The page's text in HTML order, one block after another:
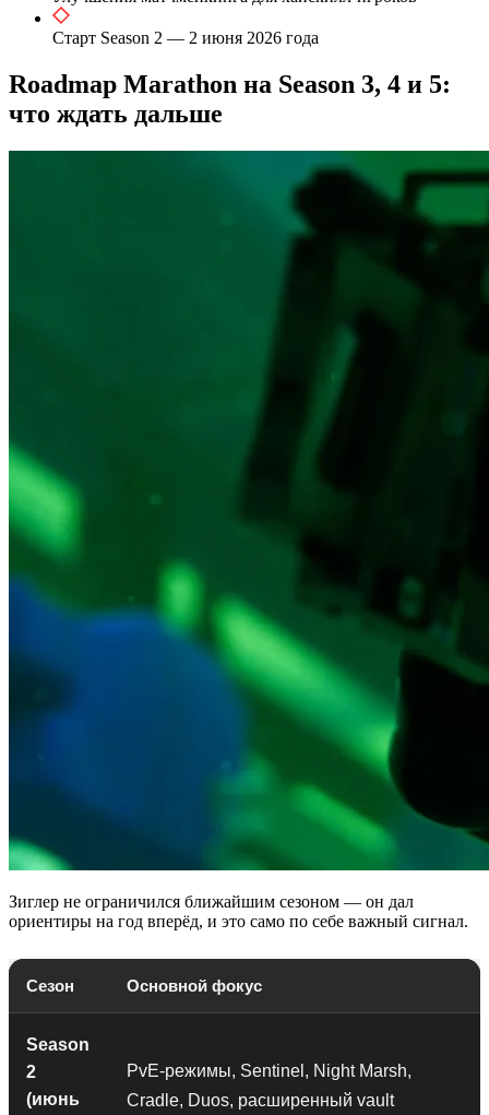
Старт Season 2 — 2 июня 2026 года
Roadmap Marathon на Season 3, 4 и 5:
что ждать дальше
Зиглер не ограничился ближайшим сезоном — он дал
ориентиры на год вперёд, и это само по себе важный сигнал.
Сезон Основной фокус
Season
2
(июнь
PvE-режимы, Sentinel, Night Marsh,
Cradle, Duos, расширенный vault